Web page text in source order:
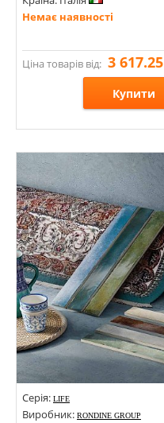
Немає наявності
Ціна товарів від: 3 617.25
Купити
Розміри: 600х1200;
Стилі: Під камінь;
Кольори:
Серія: LIFE
Виробник: RONDINE GROUP